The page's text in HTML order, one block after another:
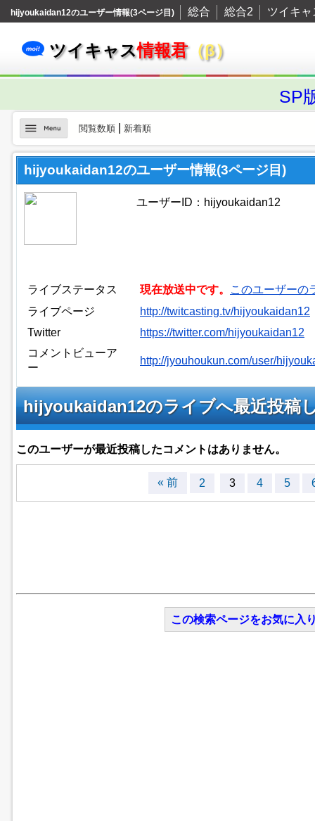
hijyoukaidan12のユーザー情報(3ページ目) 総合 総合2 ツイキャ
ツイキャス情報君（β）
SP
閲覧数順| 新着順
hijyoukaidan12のユーザー情報(3ページ目)
ユーザーID：hijyoukaidan12
ライブステータス 現在放送中です。
このユーザーの
ライブページ
http://twitcasting.tv/hijyoukaidan12
Twitter
https://twitter.com/hijyoukaidan12
コメントビューア
ー
http://jyouhoukun.com/user/
hijyoukaidan12のライブへ最近投稿
このユーザーが最近投稿したコメントはありません。
« 前 2 3 4 5
この検索ページをお気に入